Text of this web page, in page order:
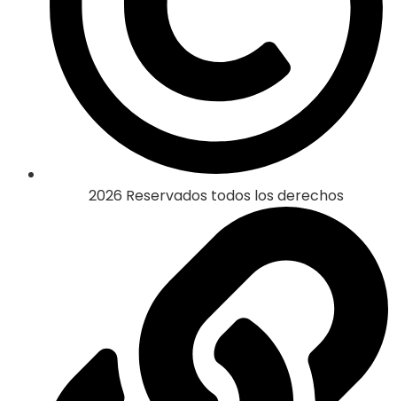
2026 Reservados todos los derechos